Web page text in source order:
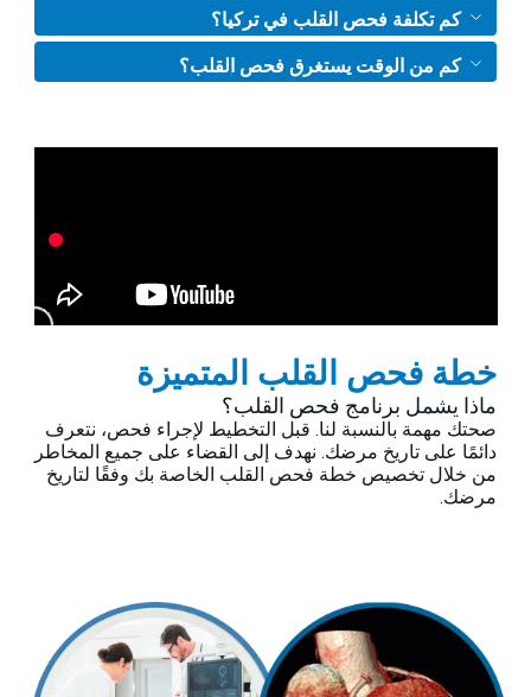
كم تكلفة فحص القلب في تركيا؟
كم من الوقت يستغرق فحص القلب؟
خطة فحص القلب المتميزة
ماذا يشمل برنامج فحص القلب؟
صحتك مهمة بالنسبة لنا. قبل التخطيط لإجراء فحص، نتعرف
دائمًا على تاريخ مرضك. نهدف إلى القضاء على جميع المخاطر
من خلال تخصيص خطة فحص القلب الخاصة بك وفقًا لتاريخ
مرضك.